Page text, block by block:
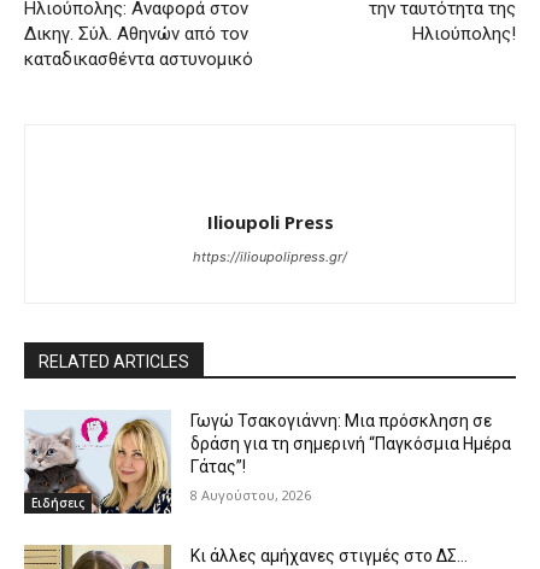
Ηλιούπολης: Αναφορά στον
Δικηγ. Σύλ. Αθηνών από τον
καταδικασθέντα αστυνομικό
την ταυτότητα της
Ηλιούπολης!
Ilioupoli Press
https://ilioupolipress.gr/
RELATED ARTICLES
Ειδήσεις
Γωγώ Τσακογιάννη: Μια πρόσκληση σε
δράση για τη σημερινή “Παγκόσμια Ημέρα
Γάτας”!
8 Αυγούστου, 2026
Κι άλλες αμήχανες στιγμές στο ΔΣ…